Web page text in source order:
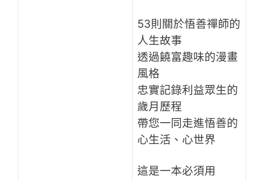
53則關於悟善禪師的
人生故事
透過饒富趣味的漫畫
風格
忠實記錄利益眾生的
歲月歷程
帶您一同走進悟善的
心生活、心世界
這是一本必須用